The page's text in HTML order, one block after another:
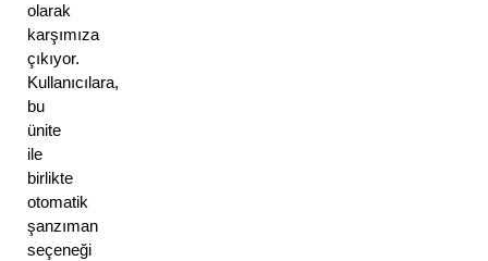
olarak
karşımıza
çıkıyor.
Kullanıcılara,
bu
ünite
ile
birlikte
otomatik
şanzıman
seçeneği